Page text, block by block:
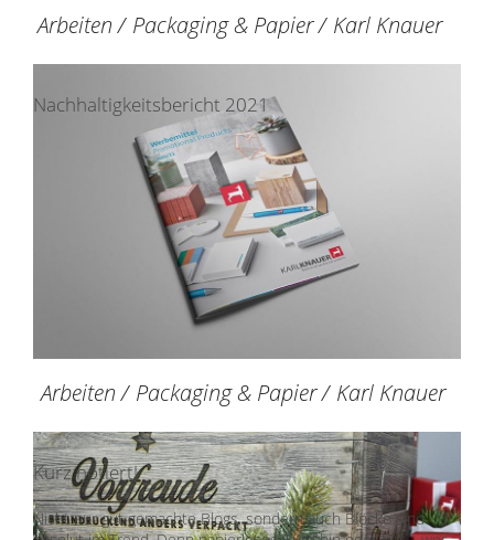
Nachhaltigkeitsbericht 2021
Arbeiten/ Packaging & Papier/ Karl Knauer
Kurz notiert!
Nicht nur gut gemachte Blogs, sondern auch Blöcke sind
Arbeiten / Packaging & Papier/ Karl Knauer